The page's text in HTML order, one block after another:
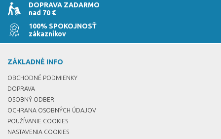
DOPRAVA ZADARMO
nad 70 €
100% SPOKOJNOSŤ
zákazníkov
ZÁKLADNÉ INFO
OBCHODNÉ PODMIENKY
DOPRAVA
OSOBNÝ ODBER
OCHRANA OSOBNÝCH ÚDAJOV
POUŽÍVANIE COOKIES
NASTAVENIA COOKIES